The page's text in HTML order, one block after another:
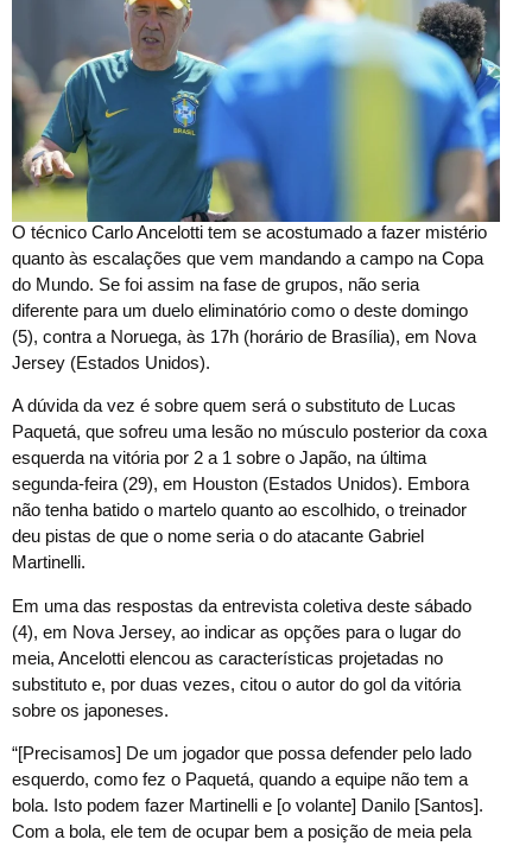
O técnico Carlo Ancelotti tem se acostumado a fazer mistério
quanto às escalações que vem mandando a campo na Copa
do Mundo. Se foi assim na fase de grupos, não seria
diferente para um duelo eliminatório como o deste domingo
(5), contra a Noruega, às 17h (horário de Brasília), em Nova
Jersey (Estados Unidos).
A dúvida da vez é sobre quem será o substituto de Lucas
Paquetá, que sofreu uma lesão no músculo posterior da coxa
esquerda na vitória por 2 a 1 sobre o Japão, na última
segunda-feira (29), em Houston (Estados Unidos). Embora
não tenha batido o martelo quanto ao escolhido, o treinador
deu pistas de que o nome seria o do atacante Gabriel
Martinelli.
Em uma das respostas da entrevista coletiva deste sábado
(4), em Nova Jersey, ao indicar as opções para o lugar do
meia, Ancelotti elencou as características projetadas no
substituto e, por duas vezes, citou o autor do gol da vitória
sobre os japoneses.
“[Precisamos] De um jogador que possa defender pelo lado
esquerdo, como fez o Paquetá, quando a equipe não tem a
bola. Isto podem fazer Martinelli e [o volante] Danilo [Santos].
Com a bola, ele tem de ocupar bem a posição de meia pela